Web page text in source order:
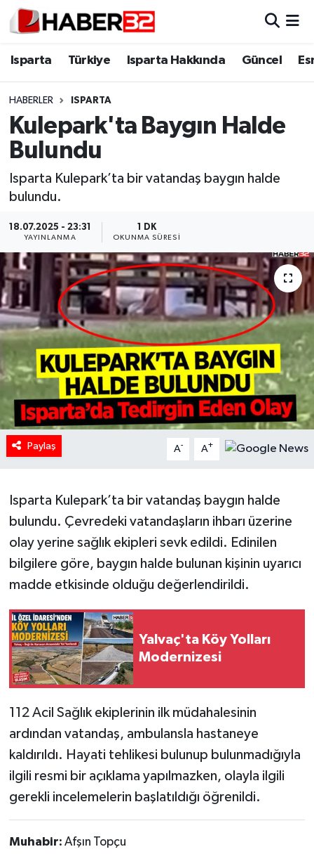
Isparta Türkiye Isparta Hakkında Güncel
HABERLER ISPARTA
Kulepark'ta Baygın Halde
Bulundu
Isparta Kulepark’ta bir vatandaş baygın halde
bulundu.
18.07.2025 - 23:31
YAYINLANMA
1 DK
OKUNMA SÜRESI
Paylaş A- A+
Isparta Kulepark’ta bir vatandaş baygın halde
bulundu. Çevredeki vatandaşların ihbarı üzerine
olay yerine sağlık ekipleri sevk edildi. Edinilen
bilgilere göre, baygın halde bulunan kişinin uyarıcı
madde etkisinde olduğu değerlendirildi.
Yalvaç'ta Köy Yolları
Modernizesi
112 Acil Sağlık ekiplerinin ilk müdahalesinin
ardından vatandaş, ambulansla hastaneye
kaldırıldı. Hayati tehlikesi bulunup bulunmadığıyla
ilgili resmi bir açıklama yapılmazken, olayla ilgili
gerekli incelemelerin başlatıldığı öğrenildi.
Muhabir: Afşın Topçu
Isparta
Esnaf Diyor ki;
ASAYİŞ
BİLİM VE TEKNOLOJİ
EĞİTİM
GENEL
Güncel
HABERDE İNSAN
İlginç
KÜLTÜR SANAT
MAGAZİN
POLİTİKA
SAĞLIK
Spor
Tarihi Yapılarımız
Türkiye
Yerel
Künye
Isparta Nöbetçi Eczaneler
Isparta Trafik Yoğunluk Haritası
Süper Lig Puan Durumu ve Fikstür
Tüm Manşetler
Son Dakika Haberleri
Haber Arşivi